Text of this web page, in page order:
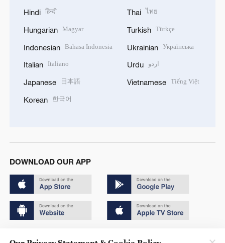
Hindi हिन्दी
Hungarian Magyar
Indonesian Bahasa Indonesia
Italian Italiano
Japanese 日本語
Korean 한국어
Thai ไทย
Turkish Türkçe
Ukrainian Українська
Urdu اردو
Vietnamese Tiếng Việt
DOWNLOAD OUR APP